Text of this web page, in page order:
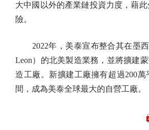
大中國以外的產業鏈投資力度，藉
險。
2022年，美泰宣布整合其在墨西
Leon）的北美製造業務，並將擴建
造工廠。新擴建工廠擁有超過200萬
間，成為美泰全球最大的自營工廠。